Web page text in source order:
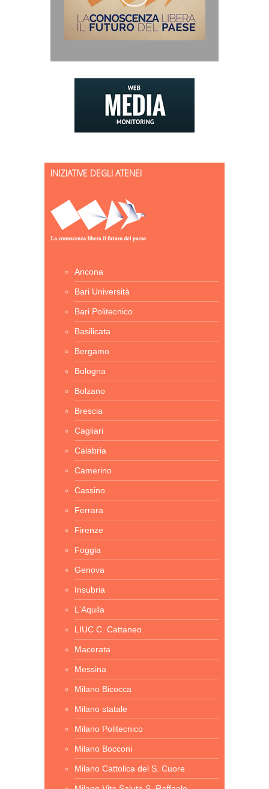
INIZIATIVE DEGLI ATENEI
Ancona
Bari Università
Bari Politecnico
Basilicata
Bergamo
Bologna
Bolzano
Brescia
Cagliari
Calabria
Camerino
Cassino
Ferrara
Firenze
Foggia
Genova
Insubria
L'Aquila
LIUC C. Cattaneo
Macerata
Messina
Milano Bicocca
Milano statale
Milano Politecnico
Milano Bocconi
Milano Cattolica del S. Cuore